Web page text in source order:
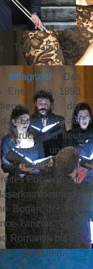
Tuba und viel
Inflagranti. Das
Ensemble 1993
an der
Ensemble auf
zurück und freut
Schweiz und im
renommierten
Publikum für
Bogen der fünf
Tänzen über
Romantik bis zu
Melodien.